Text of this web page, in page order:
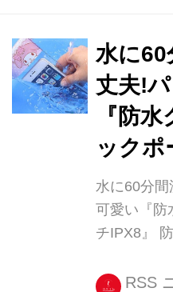
ースデー
水に60
丈夫!
『防
ックポ
水に60分
可愛い『防
チIPX8』
ポーチRSS